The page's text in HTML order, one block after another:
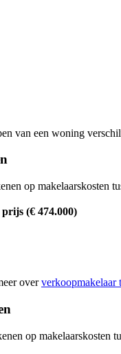
van een woning
op makelaarskosten
(€ 474.000)
oververkoopmakelaar
op makelaarskosten